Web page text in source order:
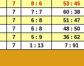
7 8 : 6
53 : 45
7 7 : 7
60 : 38
7 6 : 8
51 : 47
7 6 : 8
48 : 50
7 5 : 9
36 : 62
7 1 : 13 7 : 91